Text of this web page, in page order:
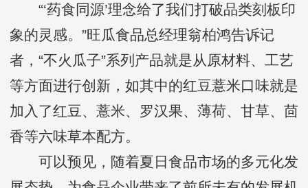
“‘药食同源’理念给了我们打破品类刻板印
象的灵感。”旺瓜食品总经理翁柏鸿告诉记
者，“不火瓜子”系列产品就是从原材料、工艺
等方面进行创新，如其中的红豆薏米口味就是
加入了红豆、薏米、罗汉果、薄荷、甘草、茴
香等六味草本配方。
可以预见，随着夏日食品市场的多元化发